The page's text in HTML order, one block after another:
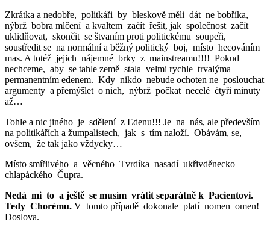
Zkrátka a nedobře, politkáři by bleskově měli dát ne bobříka,
nýbrž bobra mlčení a kvaltem začít řešit, jak společnost začít
uklidňovat, skončit se štvaním proti politickému soupeři,
soustředit se na normální a běžný politický boj, místo hecováním
mas. A totéž jejich nájemné brky z mainstreamu!!!! Pokud
nechceme, aby se tahle země stala velmi rychle trvalýma
permanentním edenem. Kdy nikdo nebude ochoten ne poslouchat
argumenty a přemýšlet o nich, nýbrž počkat necelé čtyři minuty
až…
Tohle a nic jiného je sdělení z Edenu!!! Je na nás, ale především
na politikářích a žumpalistech, jak s tím naloží. Obávám, se,
ovšem, že tak jako vždycky…
Místo smířlivého a věcného Tvrdíka nasadí ukřivděnecko
chlapáckého Čupra.
Nedá mi to a ještě se musím vrátit separátně k Pacientovi.
Tedy Chorému. V tomto případě dokonale platí nomen omen!
Doslova.